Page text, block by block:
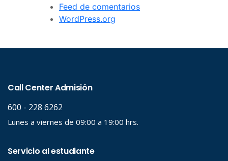
Feed de comentarios
WordPress.org